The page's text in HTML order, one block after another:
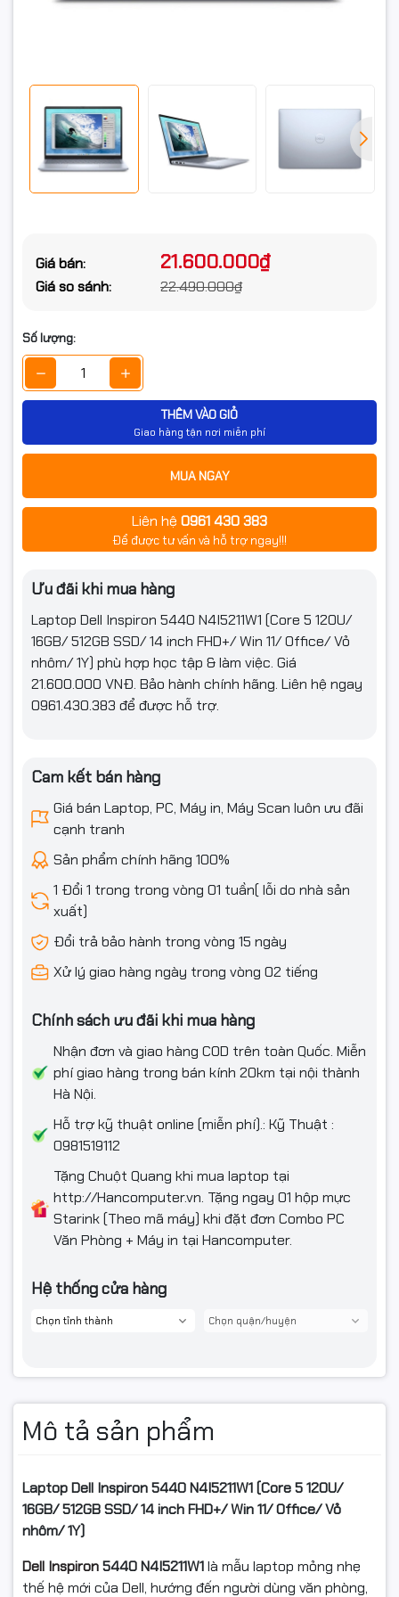
Giá bán: 21.600.000₫
Giá so sánh: 22.490.000₫
Số lượng:
THÊM VÀO GIỎ
Giao hàng tận nơi miễn phí
MUA NGAY
Liên hệ 0961 430 383
Để được tư vấn và hỗ trợ ngay!!!
Ưu đãi khi mua hàng
Laptop Dell Inspiron 5440 N4I5211W1 (Core 5 120U/
16GB/ 512GB SSD/ 14 inch FHD+/ Win 11/ Office/ Vỏ
nhôm/ 1Y) phù hợp học tập & làm việc. Giá
21.600.000 VNĐ. Bảo hành chính hãng. Liên hệ ngay
0961.430.383 để được hỗ trợ.
Cam kết bán hàng
Giá bán Laptop, PC, Máy in, Máy Scan luôn ưu đãi
cạnh tranh
Sản phẩm chính hãng 100%
1 Đổi 1 trong trong vòng 01 tuần( lỗi do nhà sản
xuất)
Đổi trả bảo hành trong vòng 15 ngày
Xử lý giao hàng ngày trong vòng 02 tiếng
Chính sách ưu đãi khi mua hàng
Nhận đơn và giao hàng COD trên toàn Quốc. Miễn
phí giao hàng trong bán kính 20km tại nội thành
Hà Nội.
Hỗ trợ kỹ thuật online (miễn phí).: Kỹ Thuật :
0981519112
Tặng Chuột Quang khi mua laptop tại
http://Hancomputer.vn. Tặng ngay 01 hộp mực
Starink (Theo mã máy) khi đặt đơn Combo PC
Văn Phòng + Máy in tại Hancomputer.
Hệ thống cửa hàng
Mô tả sản phẩm
Laptop Dell Inspiron 5440 N4I5211W1 (Core 5 120U/
16GB/ 512GB SSD/ 14 inch FHD+/ Win 11/ Office/ Vỏ
nhôm/ 1Y)
Dell Inspiron5440 N4I5211W1là mẫu laptop mỏng nhẹ
thế hệ mới của Dell, hướng đến người dùng văn phòng,
Card đồ họa Integrated Intel Graphics
Card tích hợp VGA onboard
Màn hình
Độ phân giải WUXGA (1920x1200)
Công nghệ màn
hình
IPS LCD
Kết nối
Kết nối không dây 802.11ax 2x2 WiFi and Bluetooth 5.2
(Lan/Wireless)
1 headset port;
1 HDMI 1.4 port;
1 USB Type-C Thunderbolt 4.0 port with
DisplayPort
1 SD-card slot
Webcam Có
Tính năng đặc biệt
Phần mềm
Hệ điều hành
Thông số pin
Kích thước 314 x 226 x 16.49 mm
Màu sắc Ice Blue
Chất liệu Vỏ nhôm
Bảo hành